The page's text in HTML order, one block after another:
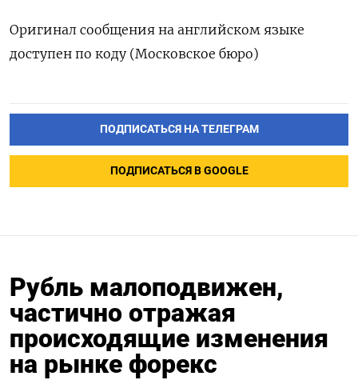
Оригинал сообщения на английском языке
доступен по коду (Московское бюро)
ПОДПИСАТЬСЯ НА ТЕЛЕГРАМ
ПОДПИСАТЬСЯ В GOOGLE
Рубль малоподвижен,
частично отражая
происходящие изменения
на рынке форекс